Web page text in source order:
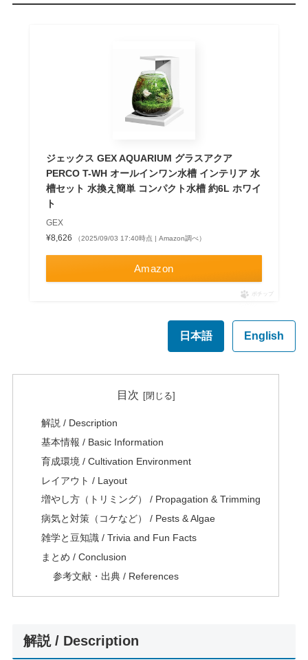
ジェックス GEX AQUARIUM グラスアクア
PERCO T-WH オールインワン水槽 インテリア 水
槽セット 水換え簡単 コンパクト水槽 約6L ホワイ
ト
GEX
¥8,626
（2025/09/03 17:40時点 | Amazon調べ）
Amazon
ポチップ
日本語 English
目次
解説 / Description
基本情報 / Basic Information
育成環境 / Cultivation Environment
レイアウト / Layout
増やし方（トリミング） / Propagation & Trimming
病気と対策（コケなど） / Pests & Algae
雑学と豆知識 / Trivia and Fun Facts
まとめ / Conclusion
参考文献・出典 / References
解説 / Description